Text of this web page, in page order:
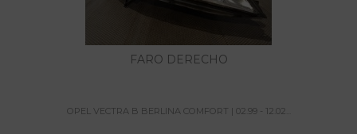
FARO DERECHO
OPEL VECTRA B BERLINA COMFORT | 02.99 - 12.02...